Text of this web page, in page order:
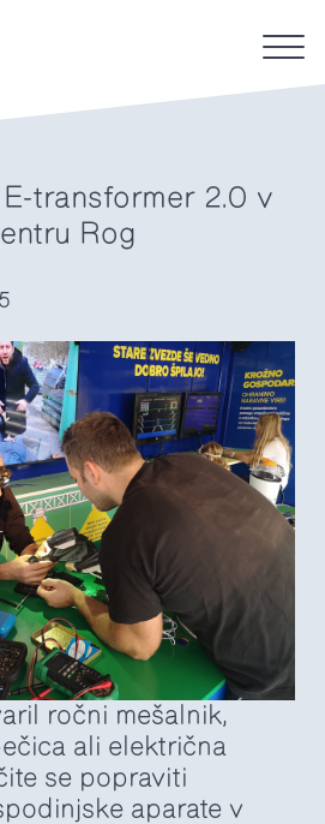
transformer 2.0 v
Rog
ročni mešalnik,
ali električna
se popraviti
aparate v